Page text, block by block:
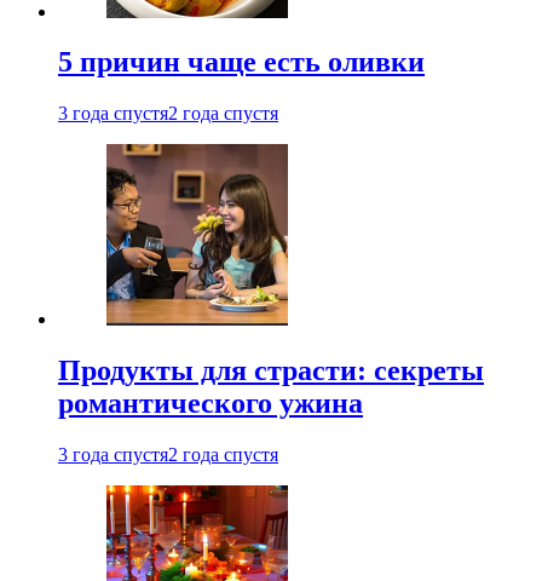
5 причин чаще есть оливки
3 года спустя2 года спустя
Продукты для страсти: секреты
романтического ужина
3 года спустя2 года спустя